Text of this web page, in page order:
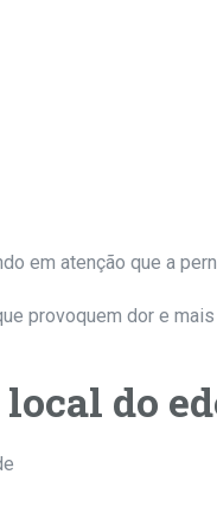
em atenção que a
provoquem dor e
do